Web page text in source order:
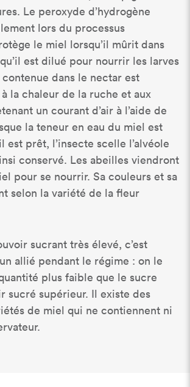
Le peroxyde d’hydrogène
lors du processus
le miel lorsqu’il mûrit dans
est dilué pour nourrir les larves
contenue dans le nectar est
la chaleur de la ruche et aux
un courant d’air à l’aide de
la teneur en eau du miel est
est prêt, l’insecte scelle l’alvéole
conservé. Les abeilles viendront
pour se nourrir. Sa couleurs et sa
selon la variété de la fleur
sucrant très élevé, c’est
allié pendant le régime : on le
plus faible que le sucre
sucré supérieur. Il existe des
de miel qui ne contiennent ni